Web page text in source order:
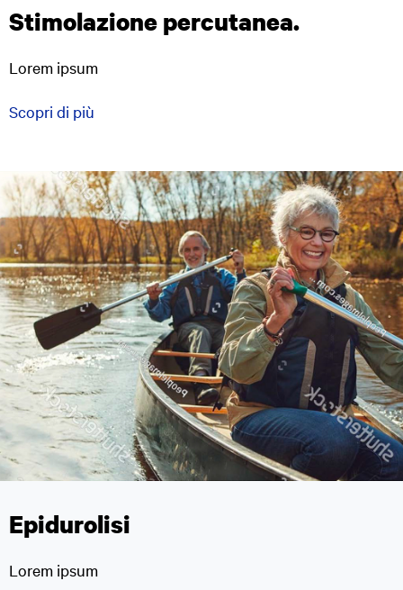
Stimolazione percutanea.
Lorem ipsum
Scopri di più
Epidurolisi
Lorem ipsum